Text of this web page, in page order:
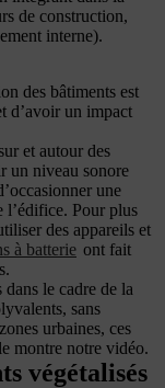
de construction,
interne).
des bâtiments est
d’avoir un impact
et autour des
un niveau sonore
une
l’édifice. Pour plus
des appareils et
à batterie ont fait
le cadre de la
sans
urbaines, ces
montre notre vidéo.
végétalisés